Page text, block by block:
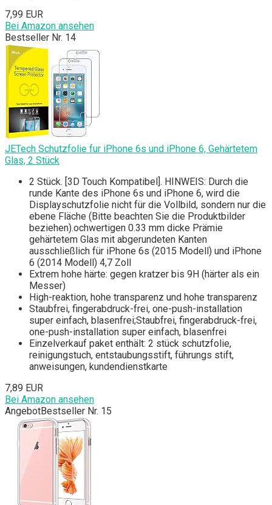
7,99 EUR
Bei Amazon ansehen
Bestseller Nr. 14
JETech Schutzfolie fur iPhone 6s und iPhone 6, Gehärtetem
Glas, 2 Stück
2 Stück. [3D Touch Kompatibel]. HINWEIS: Durch die
runde Kante des iPhone 6s und iPhone 6, wird die
Displayschutzfolie nicht für die Vollbild, sondern nur die
ebene Fläche (Bitte beachten Sie die Produktbilder
beziehen).ochwertigen 0.33 mm dicke Prämie
gehärtetem Glas mit abgerundeten Kanten
ausschließlich für iPhone 6s (2015 Modell) und iPhone
6 (2014 Modell) 4,7 Zoll
Extrem hohe härte: gegen kratzer bis 9H (härter als ein
Messer)
High-reaktion, hohe transparenz und hohe transparenz
Staubfrei, fingerabdruck-frei, one-push-installation
super einfach, blasenfrei;Staubfrei, fingerabdruck-frei,
one-push-installation super einfach, blasenfrei
Einzelverkauf paket enthält: 2 stück schutzfolie,
reinigungstuch, entstaubungsstift, führungs stift,
anweisungen, kundendienstkarte
7,89 EUR
Bei Amazon ansehen
AngebotBestseller Nr. 15